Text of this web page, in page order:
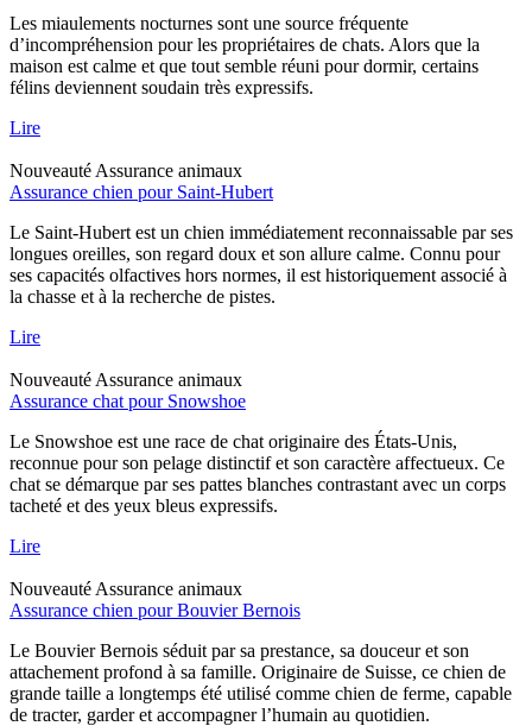
Les miaulements nocturnes sont une source fréquente
d’incompréhension pour les propriétaires de chats. Alors que la
maison est calme et que tout semble réuni pour dormir, certains
félins deviennent soudain très expressifs.
Lire
Nouveauté Assurance animaux
Assurance chien pour Saint-Hubert
Le Saint-Hubert est un chien immédiatement reconnaissable par ses
longues oreilles, son regard doux et son allure calme. Connu pour
ses capacités olfactives hors normes, il est historiquement associé à
la chasse et à la recherche de pistes.
Lire
Nouveauté Assurance animaux
Assurance chat pour Snowshoe
Le Snowshoe est une race de chat originaire des États-Unis,
reconnue pour son pelage distinctif et son caractère affectueux. Ce
chat se démarque par ses pattes blanches contrastant avec un corps
tacheté et des yeux bleus expressifs.
Lire
Nouveauté Assurance animaux
Assurance chien pour Bouvier Bernois
Le Bouvier Bernois séduit par sa prestance, sa douceur et son
attachement profond à sa famille. Originaire de Suisse, ce chien de
grande taille a longtemps été utilisé comme chien de ferme, capable
de tracter, garder et accompagner l’humain au quotidien.